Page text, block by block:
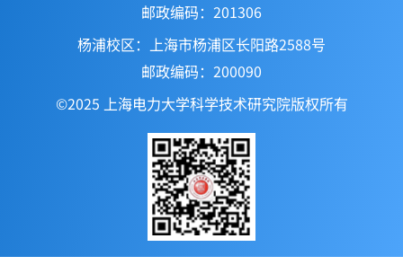
邮政编码：201306
杨浦校区：上海市杨浦区长阳路2588号
邮政编码：200090
©2025 上海电力大学科学技术研究院版权所有